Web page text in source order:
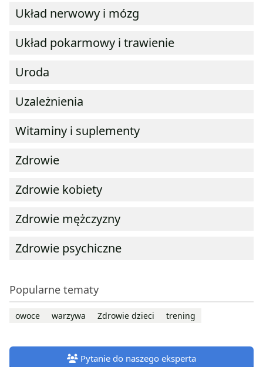
Układ nerwowy i mózg
Układ pokarmowy i trawienie
Uroda
Uzależnienia
Witaminy i suplementy
Zdrowie
Zdrowie kobiety
Zdrowie mężczyzny
Zdrowie psychiczne
Popularne tematy
owoce warzywa Zdrowie dzieci trening
Pytanie do naszego eksperta